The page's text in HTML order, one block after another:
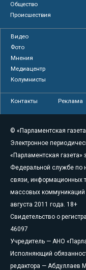
Общество
Происшествия
Видео
Фото
Мнения
Медиацентр
Колумнисты
Контакты Реклама
© «Парламентская
Электронное
«Парламентская газета»
Федеральной службе по
связи, информационных
массовых коммуникаций
августа 2011 года. 18+
Свидетельство о
46097
Учредитель — АНО
Исполняющий
редактора — Абдуллаев